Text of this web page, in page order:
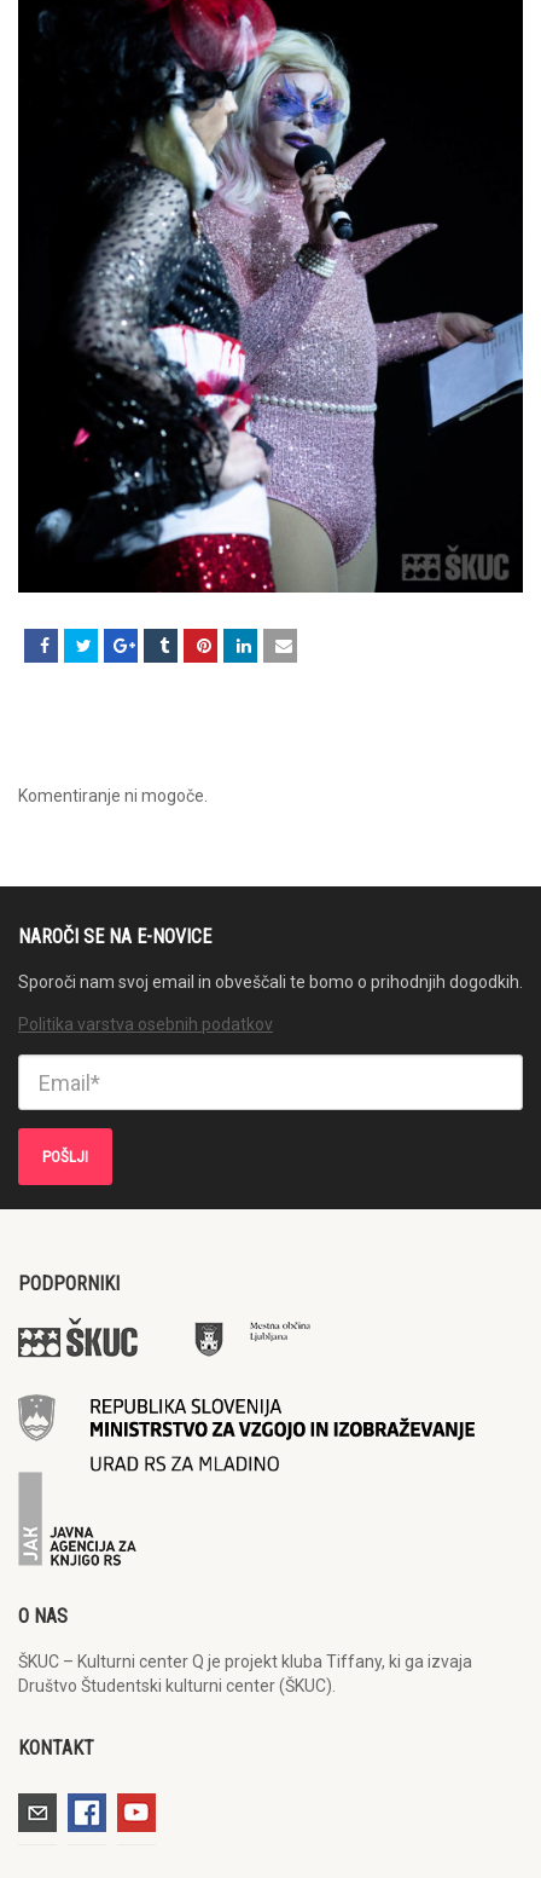
Komentiranje ni mogoče.
NAROČI SE NA E-NOVICE
Sporoči nam svoj email in obveščali te bomo o prihodnjih dogodkih.
Politika varstva osebnih podatkov
PODPORNIKI
O NAS
ŠKUC – Kulturni center Q je projekt kluba Tiffany, ki ga izvaja
Društvo Študentski kulturni center (ŠKUC).
KONTAKT